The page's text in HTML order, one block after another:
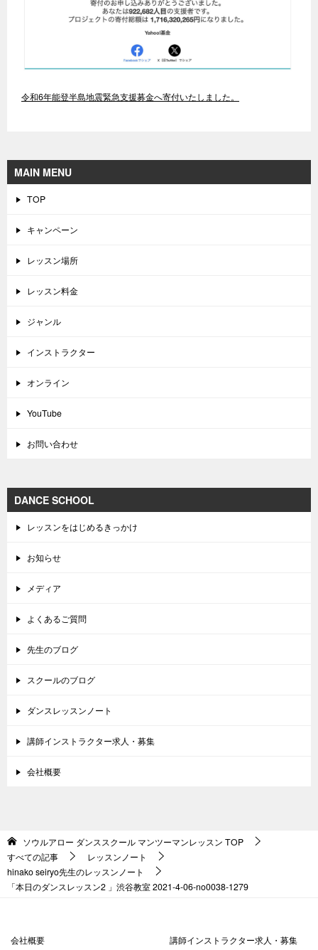
令和6年能登半島地震緊急支援募金へ寄付いたしました。
MAIN MENU
TOP
キャンペーン
レッスン場所
レッスン料金
ジャンル
インストラクター
オンライン
YouTube
お問い合わせ
DANCE SCHOOL
レッスンをはじめるきっかけ
お知らせ
メディア
よくあるご質問
先生のブログ
スクールのブログ
ダンスレッスンノート
講師インストラクター求人・募集
会社概要
ソウルアロー ダンススクール マンツーマンレッスン TOP
すべての記事
レッスンノート
hinako seiryo先生のレッスンノート
「本日のダンスレッスン2 」渋谷教室 2021-4-06-no0038-1279
会社概要 講師インストラクター求人・募集